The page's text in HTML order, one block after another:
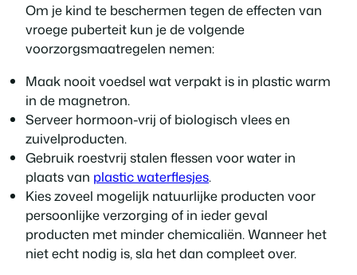
Om je kind te beschermen tegen de effecten van
vroege puberteit kun je de volgende
voorzorgsmaatregelen nemen:
Maak nooit voedsel wat verpakt is in plastic warm
in de magnetron.
Serveer hormoon-vrij of biologisch vlees en
zuivelproducten.
Gebruik roestvrij stalen flessen voor water in
plaats van plastic waterflesjes.
Kies zoveel mogelijk natuurlijke producten voor
persoonlijke verzorging of in ieder geval
producten met minder chemicaliën. Wanneer het
niet echt nodig is, sla het dan compleet over.